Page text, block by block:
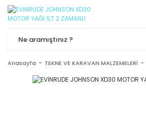
Anasayfa TEKNE VE KARAVAN MALZEMELERİ